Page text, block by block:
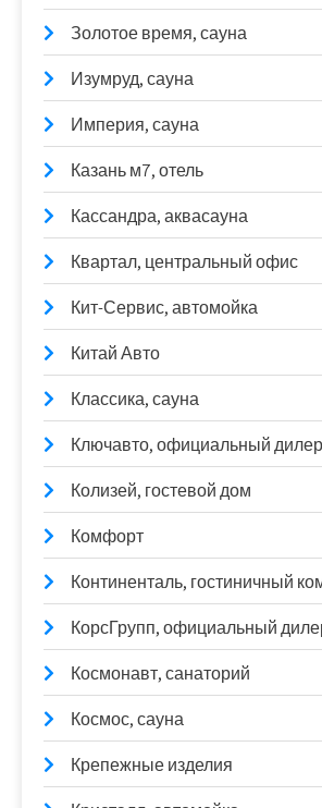
Золотое время, сауна
Изумруд, сауна
Империя, сауна
Казань м7, отель
Кассандра, аквасауна
Квартал, центральный офис
Кит-Сервис, автомойка
Китай Авто
Классика, сауна
Ключавто, официальный
Колизей, гостевой дом
Комфорт
Континенталь, гостиничный
КорсГрупп, официальный
Космонавт, санаторий
Космос, сауна
Крепежные изделия